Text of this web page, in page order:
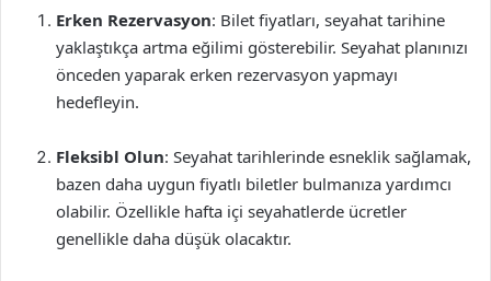
Erken Rezervasyon: Bilet fiyatları, seyahat tarihine
yaklaştıkça artma eğilimi gösterebilir. Seyahat planınızı
önceden yaparak erken rezervasyon yapmayı
hedefleyin.
Fleksibl Olun: Seyahat tarihlerinde esneklik sağlamak,
bazen daha uygun fiyatlı biletler bulmanıza yardımcı
olabilir. Özellikle hafta içi seyahatlerde ücretler
genellikle daha düşük olacaktır.